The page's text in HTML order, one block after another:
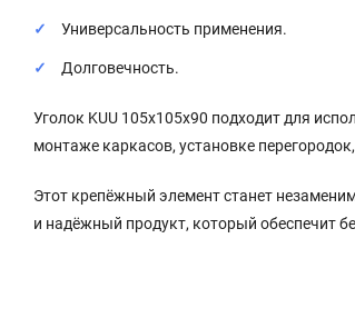
Универсальность применения.
Долговечность.
Уголок KUU 105x105x90 подходит для
монтаже каркасов, установке
Этот крепёжный элемент станет
и надёжный продукт, который обеспечит